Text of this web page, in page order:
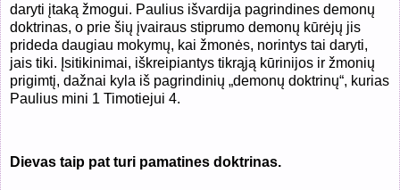
daryti įtaką žmogui. Paulius išvardija pagrindines demonų
doktrinas, o prie šių įvairaus stiprumo demonų kūrėjų jis
prideda daugiau mokymų, kai žmonės, norintys tai daryti,
jais tiki. Įsitikinimai, iškreipiantys tikrąją kūrinijos ir žmonių
prigimtį, dažnai kyla iš pagrindinių „demonų doktrinų“, kurias
Paulius mini 1 Timotiejui 4.
Dievas taip pat turi pamatines doktrinas.